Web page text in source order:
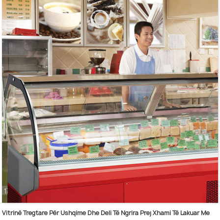
5 opsione të ndryshme madhësish janë në dispozicion.
Pjesa e brendshme e mbuluar me çelik inox dhe e ndriçuar me LED.
Copat anësore të qelqit janë të tipit të temperuar.
Kabineti i ruajtjes rezervë është opsional.
Kontrollues inteligjent dhe ekran dixhital.
Me një perde transparente me izolim të shkëlqyer termik.
Avullues me tub bakri dhe kondensator me ndihmën e ventilatorit.
Vitrinë Tregtare Për Ushqime Dhe Deli Të Ngrira Prej Xhami Të Lakuar Me